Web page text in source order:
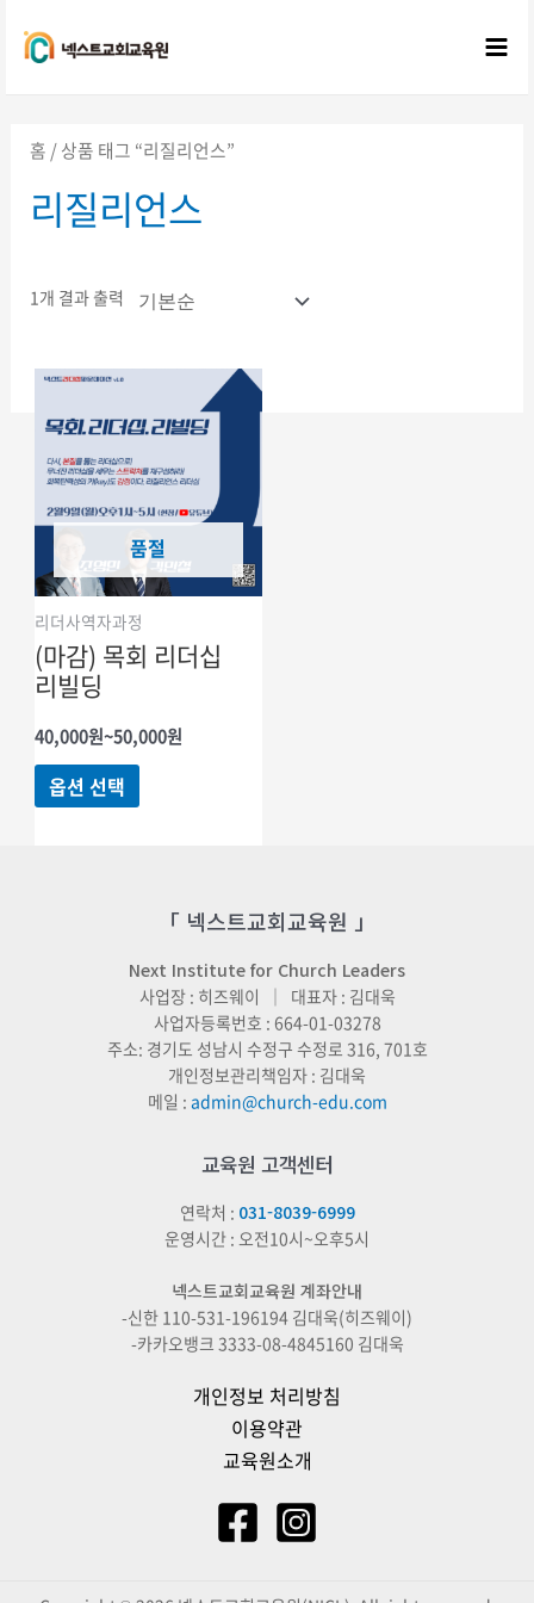
건너뛰기
홈 / 상품 태그 “리질리언스”
리질리언스
1개 결과 출력
품절
리더사역자과정
(마감) 목회 리더십
리빌딩
40,000원~50,000원가격
옵션 선택
여러
상품
있습니다.
상품
페이지에서
옵션을
선택할
수
「 넥스트교회교육원 」
Next Institute for Church Leaders
사업장 : 히즈웨이 ｜ 대표자 : 김대욱
사업자등록번호 : 664-01-03278
주소: 경기도 성남시 수정구 수정로 316, 701호
개인정보관리책임자 : 김대욱
메일 : admin@church-edu.com
교육원 고객센터
연락처 : 031-8039-6999
운영시간 : 오전10시~오후5시
넥스트교회교육원 계좌안내
-신한 110-531-196194 김대욱(히즈웨이)
-카카오뱅크 3333-08-4845160 김대욱
개인정보 처리방침
이용약관
교육원소개